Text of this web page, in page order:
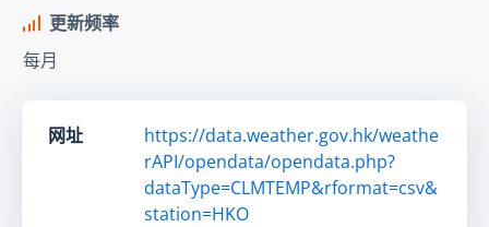
更新频率
每月
网址
https://data.weather.gov.hk/weathe
rAPI/opendata/opendata.php?
dataType=CLMTEMP&rformat=csv&
station=HKO